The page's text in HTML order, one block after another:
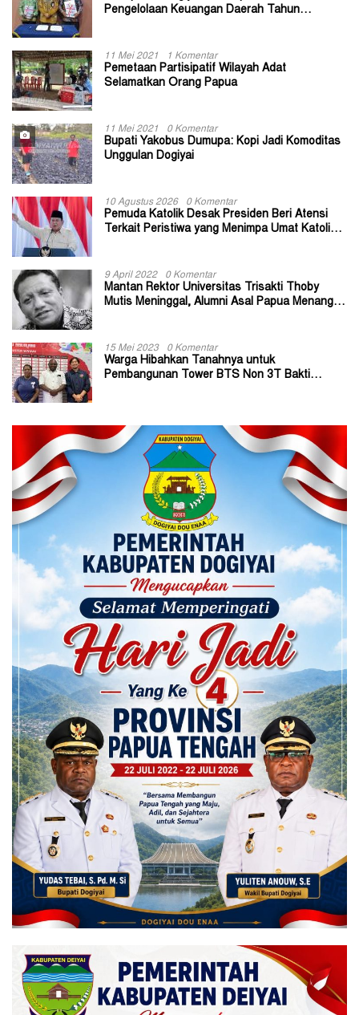
Pengelolaan Keuangan Daerah Tahun
11 Mei 2021 1 Komentar
Pemetaan Partisipatif Wilayah Adat
Selamatkan Orang Papua
11 Mei 2021 0 Komentar
Bupati Yakobus Dumupa: Kopi Jadi Komoditas
Unggulan Dogiyai
10 Agustus 2026 0 Komentar
Pemuda Katolik Desak Presiden Beri Atensi
Terkait Peristiwa yang Menimpa Umat Katolik
9 April 2022 0 Komentar
Mantan Rektor Universitas Trisakti Thoby
Mutis Meninggal, Alumni Asal Papua Menangis:
15 Mei 2023 0 Komentar
Warga Hibahkan Tanahnya untuk
Pembangunan Tower BTS Non 3T Bakti